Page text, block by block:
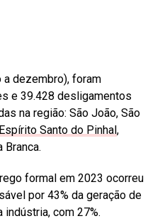
a dezembro), foram
e 39.428 desligamentos
na região: São João, São
Espírito Santo do Pinhal,
Branca.
formal em 2023 ocorreu
por 43% da geração de
com 27%.